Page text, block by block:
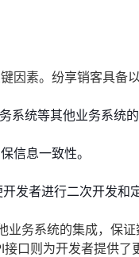
因素。纷享销客具备以
系统等其他业务系统的
信息一致性。
发者进行二次开发和定
业务系统的集成，保
口则为开发者提供了